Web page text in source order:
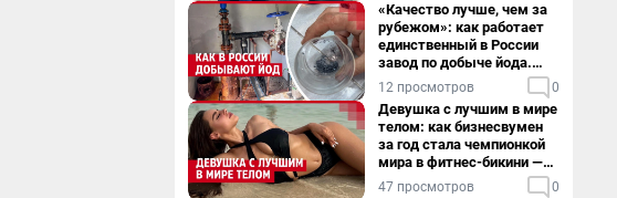
«Качество лучше, чем за
рубежом»: как работает
единственный в России
завод по добыче йода.
Видео
12 просмотров 0
Девушка с лучшим в мире
телом: как бизнесвумен
за год стала чемпионкой
мира в фитнес-бикини —
видео
47 просмотров 0